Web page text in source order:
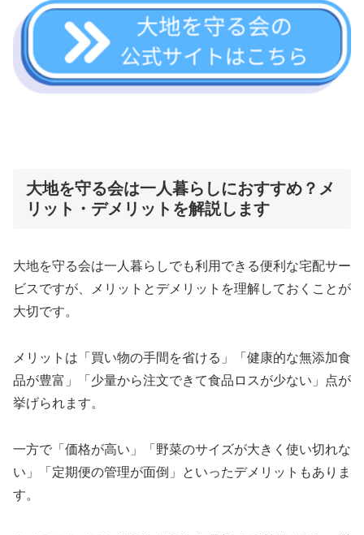
大地を守る会は一人暮らしにおすすめ？メ
リット・デメリットを解説します
大地を守る会は一人暮らしでも利用できる便利な宅配サー
ビスですが、メリットとデメリットを理解しておくことが
大切です。
メリットは「買い物の手間を省ける」「健康的な無添加食
品が豊富」「少量から注文できて食品ロスが少ない」点が
挙げられます。
一方で「価格が高い」「野菜のサイズが大きく使い切れな
い」「定期便の管理が面倒」といったデメリットもありま
す。